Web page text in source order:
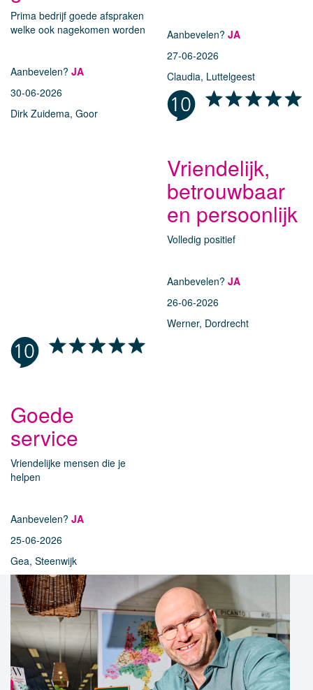
Prima bedrijf goede afspraken
welke ook nagekomen worden
Aanbevelen? JA
30-06-2026
Dirk Zuidema, Goor
Aanbevelen? JA
27-06-2026
Claudia, Luttelgeest
Vriendelijk,
betrouwbaar
en persoonlijk
Volledig positief
Aanbevelen? JA
26-06-2026
Werner, Dordrecht
Goede
service
Vriendelijke mensen die je
helpen
Aanbevelen? JA
25-06-2026
Gea, Steenwijk